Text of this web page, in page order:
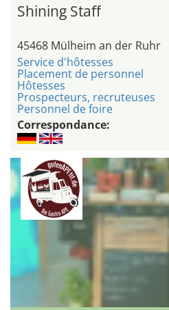
Shining Staff
45468 Mülheim an der Ruhr
Service d'hôtesses
Placement de personnel
Hôtesses
Prospecteurs, recruteuses
Personnel de foire
Correspondance: